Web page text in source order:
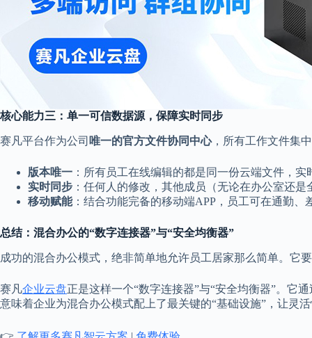
核心能力三：单一可信数据源，保障实时同步
赛凡平台作为公司 唯一的官方文件协同中心，所有工作文件集
版本唯一 ：所有员工在线编辑的都是同一份云端文件，
实时同步 ：任何人的修改，其他成员（无论在办公室还
移动赋能：结合功能完备的移动端APP，员工可在通勤
总结：混合办公的“数字连接器”与“安全均衡器”
成功的混合办公模式，绝非简单地允许员工居家那么简单。它
赛凡企业云盘正是这样一个“数字连接器”与“安全均衡器”。它
意味着企业为混合办公模式配上了最关键的“基础设施”，让灵